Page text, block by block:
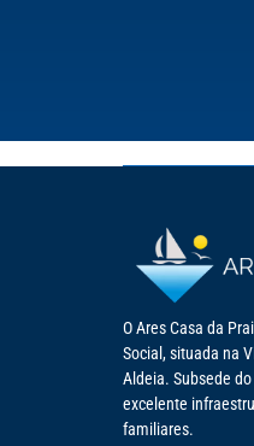
O Ares Casa da
Social, situada na
Aldeia. Subsede
excelente
familiares.